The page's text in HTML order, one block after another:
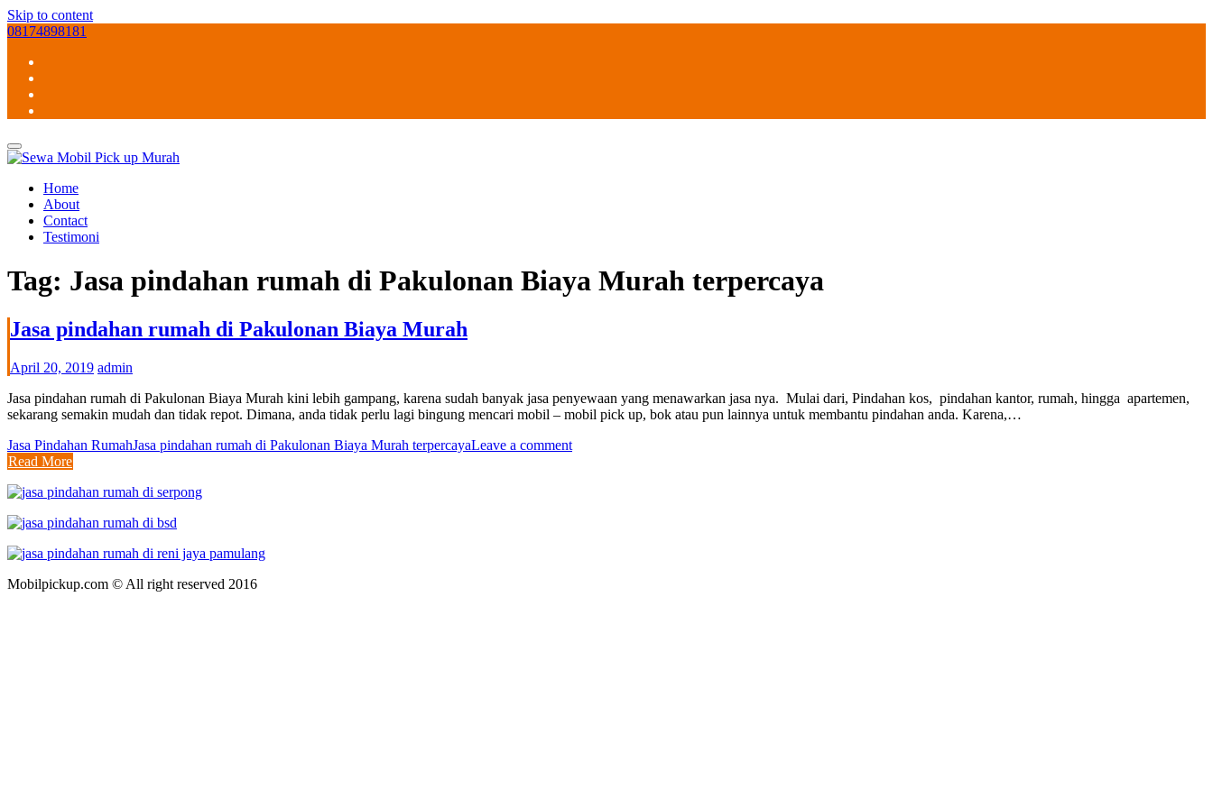
Skip to content
08174898181
Home
About
Contact
Testimoni
Tag: Jasa pindahan rumah di Pakulonan Biaya Murah terpercaya
Jasa pindahan rumah di Pakulonan Biaya Murah
April 20, 2019 admin
Jasa pindahan rumah di Pakulonan Biaya Murah kini lebih gampang, karena sudah banyak jasa penyewaan yang menawarkan jasa nya. Mulai dari, Pindahan kos, pindahan kantor, rumah, hingga apartemen,
sekarang semakin mudah dan tidak repot. Dimana, anda tidak perlu lagi bingung mencari mobil – mobil pick up, bok atau pun lainnya untuk membantu pindahan anda. Karena,…
Jasa Pindahan RumahJasa pindahan rumah di Pakulonan Biaya Murah terpercayaLeave a comment
Read More
Mobilpickup.com © All right reserved 2016